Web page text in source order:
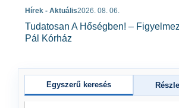
Hírek - Aktuális2026. 08. 06.
Tudatosan A Hőségben! –
Pál Kórház
Egyszerű keresés